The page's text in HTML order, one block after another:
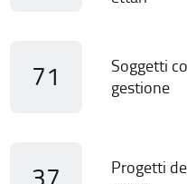
71
Soggetti
gestione
37
Progetti